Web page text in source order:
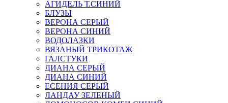
АГИДЕЛЬ Т.СИНИЙ
БЛУЗЫ
ВЕРОНА СЕРЫЙ
ВЕРОНА СИНИЙ
ВОДОЛАЗКИ
ВЯЗАНЫЙ ТРИКОТАЖ
ГАЛСТУКИ
ДИАНА СЕРЫЙ
ДИАНА СИНИЙ
ЕСЕНИЯ СЕРЫЙ
ЛАНДАУ ЗЕЛЕНЫЙ